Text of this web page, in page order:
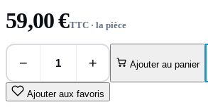
59,00 €TTC · la pièce
− + Ajouter au panier
Ajouter aux favoris